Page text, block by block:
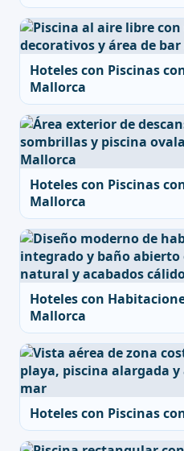
Hoteles con Piscinas
Mallorca
Hoteles con Piscinas
Mallorca
Hoteles con
Mallorca
Hoteles con Piscinas